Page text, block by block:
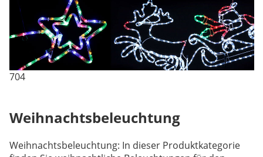
704
Weihnachtsbeleuchtung
Weihnachtsbeleuchtung: In dieser Produktkategorie